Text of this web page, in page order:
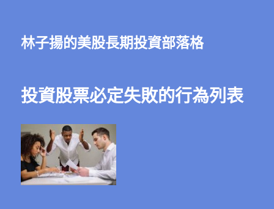
林子揚的美股長期投資部落格
投資股票必定失敗的行為列表